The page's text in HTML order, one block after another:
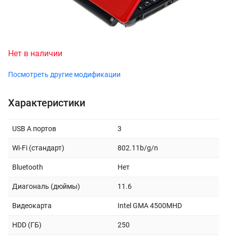
Нет в наличии
Посмотреть другие модификации
Характеристики
USB A портов 3
Wi-Fi (стандарт) 802.11b/g/n
Bluetooth Нет
Диагональ (дюймы) 11.6
Видеокарта Intel GMA 4500MHD
HDD (ГБ) 250